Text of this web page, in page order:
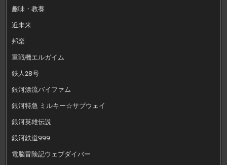
趣味・教養
近未来
邦楽
重戦機エルガイム
鉄人28号
銀河漂流バイファム
銀河特急 ミルキー☆サブウェイ
銀河英雄伝説
銀河鉄道999
電脳冒険記ウェブダイバー